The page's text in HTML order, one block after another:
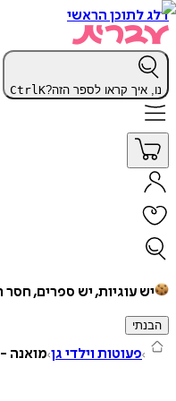
דלג לתוכן הראשי
נו, איך קראו לספר הזה? CtrlK
יש עוגיות, יש ספרים,
הבנתי
פעוטות וילדי גן מואנה